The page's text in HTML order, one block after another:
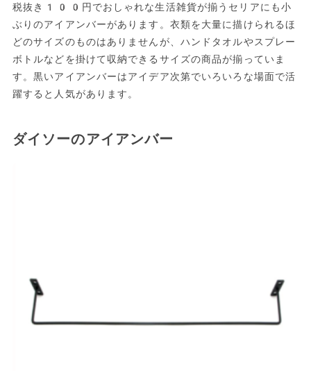
税抜き100円でおしゃれな生活雑貨が揃うセリアにも小
ぶりのアイアンバーがあります。衣類を大量に描けられるほ
どのサイズのものはありませんが、ハンドタオルやスプレー
ボトルなどを掛けて収納できるサイズの商品が揃っていま
す。黒いアイアンバーはアイデア次第でいろいろな場面で活
躍すると人気があります。
ダイソーのアイアンバー